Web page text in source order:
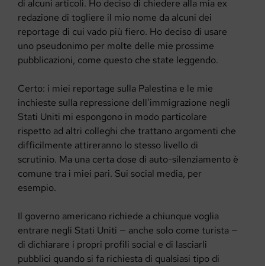
di alcuni articoli. Ho deciso di chiedere alla mia ex
redazione di togliere il mio nome da alcuni dei
reportage di cui vado più fiero. Ho deciso di usare
uno pseudonimo per molte delle mie prossime
pubblicazioni, come questo che state leggendo.
Certo: i miei reportage sulla Palestina e le mie
inchieste sulla repressione dell’immigrazione negli
Stati Uniti mi espongono in modo particolare
rispetto ad altri colleghi che trattano argomenti che
difficilmente attireranno lo stesso livello di
scrutinio. Ma una certa dose di auto-silenziamento è
comune tra i miei pari. Sui social media, per
esempio.
Il governo americano richiede a chiunque voglia
entrare negli Stati Uniti — anche solo come turista —
di dichiarare i propri profili social e di lasciarli
pubblici quando si fa richiesta di qualsiasi tipo di